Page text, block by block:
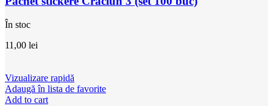
În stoc
11,00 lei
Vizualizare rapidă
Adaugă în lista de favorite
Add to cart